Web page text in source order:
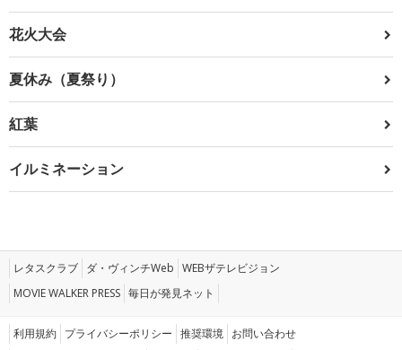
花火大会
夏休み（夏祭り）
紅葉
イルミネーション
レタスクラブ ダ・ヴィンチWeb WEBザテレビジョン
MOVIE WALKER PRESS 毎日が発見ネット
利用規約 プライバシーポリシー 推奨環境 お問い合わせ